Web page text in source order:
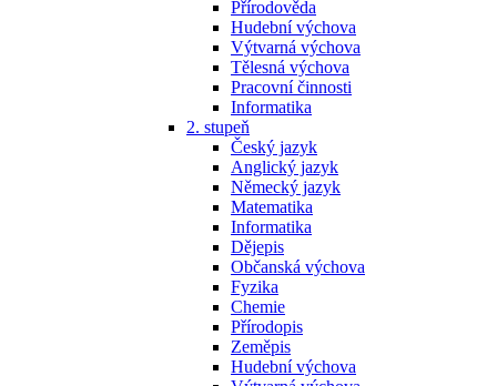
Přírodověda
Hudební výchova
Výtvarná výchova
Tělesná výchova
Pracovní činnosti
Informatika
2. stupeň
Český jazyk
Anglický jazyk
Německý jazyk
Matematika
Informatika
Dějepis
Občanská výchova
Fyzika
Chemie
Přírodopis
Zeměpis
Hudební výchova